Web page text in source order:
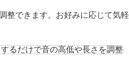
整できます。お好みに応じて気軽